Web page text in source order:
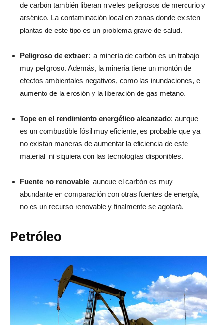
de carbón también liberan niveles peligrosos de mercurio y
arsénico. La contaminación local en zonas donde existen
plantas de este tipo es un problema grave de salud.
Peligroso de extraer: la minería de carbón es un trabajo
muy peligroso. Además, la minería tiene un montón de
efectos ambientales negativos, como las inundaciones, el
aumento de la erosión y la liberación de gas metano.
Tope en el rendimiento energético alcanzado: aunque
es un combustible fósil muy eficiente, es probable que ya
no existan maneras de aumentar la eficiencia de este
material, ni siquiera con las tecnologías disponibles.
Fuente no renovable aunque el carbón es muy
abundante en comparación con otras fuentes de energía,
no es un recurso renovable y finalmente se agotará.
Petróleo